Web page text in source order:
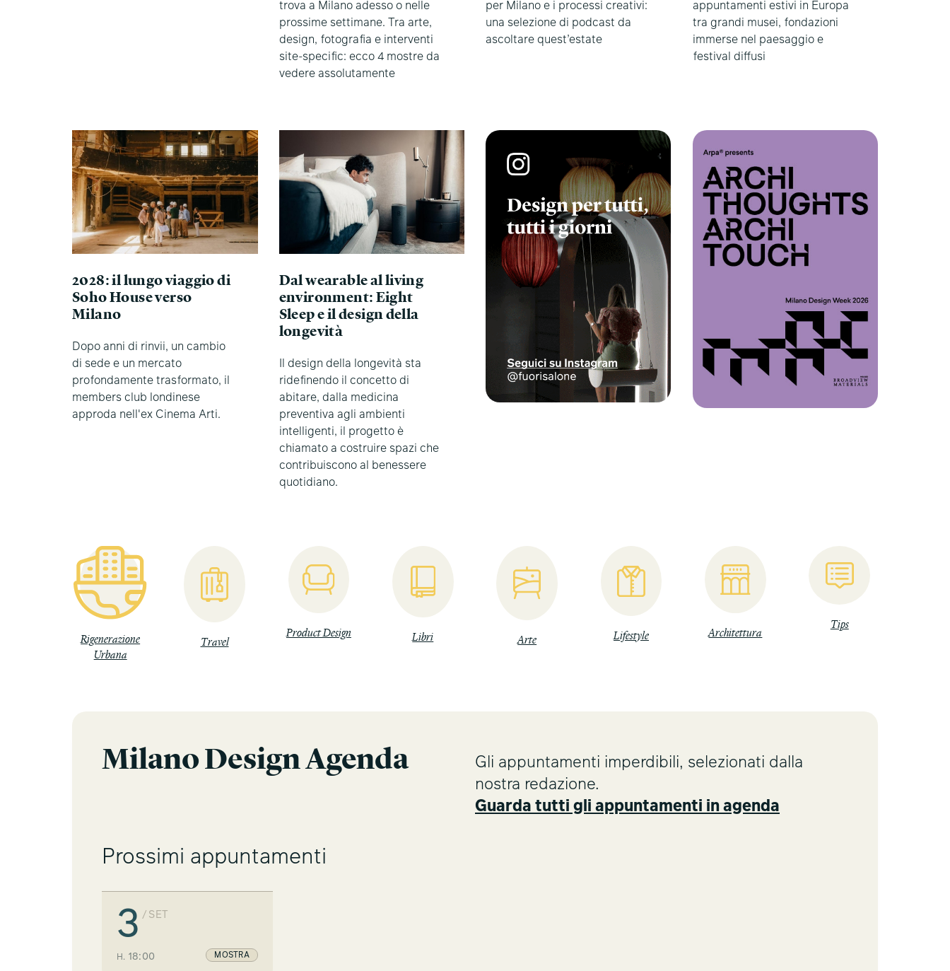
trova a Milano adesso o nelle
prossime settimane. Tra arte,
design, fotografia e interventi
site-specific: ecco 4 mostre da
vedere assolutamente
per Milano e i processi creativi:
una selezione di podcast da
ascoltare quest’estate
appuntamenti estivi in Europa
tra grandi musei, fondazioni
immerse nel paesaggio e
festival diffusi
2028: il lungo viaggio di
Soho House verso
Milano
Dopo anni di rinvii, un cambio
di sede e un mercato
profondamente trasformato, il
members club londinese
approda nell'ex Cinema Arti.
Dal wearable al living
environment: Eight
Sleep e il design della
longevità
Il design della longevità sta
ridefinendo il concetto di
abitare, dalla medicina
preventiva agli ambienti
intelligenti, il progetto è
chiamato a costruire spazi che
contribuiscono al benessere
quotidiano.
Rigenerazione
Urbana
Travel
Product Design Libri Arte Lifestyle Architettura
Tips
Milano Design Agenda
Gli appuntamenti imperdibili, selezionati dalla
nostra redazione.
Guarda tutti gli appuntamenti in agenda
Prossimi appuntamenti
3 / SET
H. 18:00 MOSTRA